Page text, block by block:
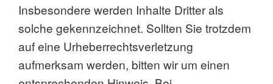
Insbesondere werden Inhalte Dritter als
solche gekennzeichnet. Sollten Sie trotzdem
auf eine Urheberrechtsverletzung
aufmerksam werden, bitten wir um einen